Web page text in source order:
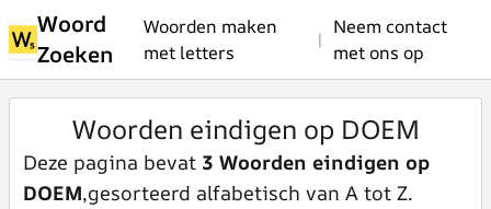
Woord
Zoeken
Woorden maken
met letters
|
Neem contact
met ons op
Woorden eindigen op DOEM
Deze pagina bevat 3 Woorden eindigen op
DOEM,gesorteerd alfabetisch van A tot Z.